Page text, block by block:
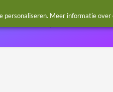
personaliseren. Meer informatie over